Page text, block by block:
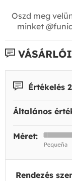
Oszd meg
minket
Értékelés 2
Általános
Méret:
Rendezés